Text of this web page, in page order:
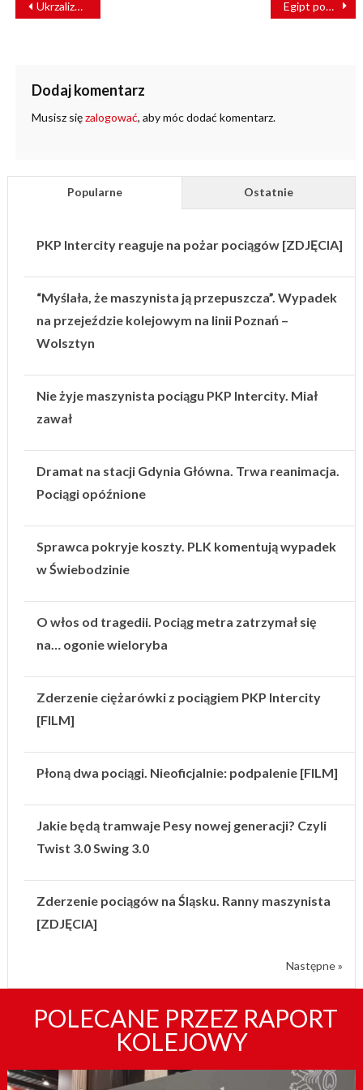
WPISU
Ukrzaliznytsia zwiększyła w lipcu wolumen przewiezionych ładunków Egipt podnosi ceny biletów kolejowych i na metro
Dodaj komentarz
Musisz sięzalogować, aby móc dodać komentarz.
Popularne Ostatnie
PKP Intercity reaguje na pożar pociągów [ZDJĘCIA]
“Myślała, że maszynista ją przepuszcza”. Wypadek
na przejeździe kolejowym na linii Poznań –
Wolsztyn
Nie żyje maszynista pociągu PKP Intercity. Miał
zawał
Dramat na stacji Gdynia Główna. Trwa reanimacja.
Pociągi opóźnione
Sprawca pokryje koszty. PLK komentują wypadek
w Świebodzinie
O włos od tragedii. Pociąg metra zatrzymał się
na… ogonie wieloryba
Zderzenie ciężarówki z pociągiem PKP Intercity
[FILM]
Płoną dwa pociągi. Nieoficjalnie: podpalenie [FILM]
Jakie będą tramwaje Pesy nowej generacji? Czyli
Twist 3.0 Swing 3.0
Zderzenie pociągów na Śląsku. Ranny maszynista
[ZDJĘCIA]
Następne »
POLECANE PRZEZ RAPORT
KOLEJOWY